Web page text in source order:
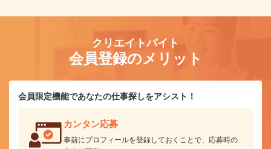
クリエイトバイト
会員登録のメリット
会員限定機能であなたの仕事探しをアシスト！
カンタン応募
事前にプロフィールを登録しておくことで、応募時の